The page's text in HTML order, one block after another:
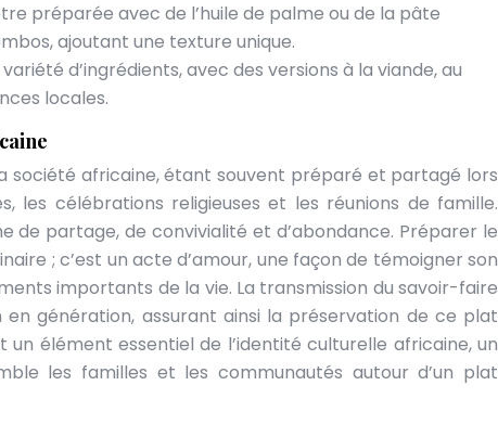
préparée avec de l’huile de palme ou de la pâte
ajoutant une texture unique.
d’ingrédients, avec des versions à la viande, au
locales.
société africaine, étant souvent préparé et partagé lors
les célébrations religieuses et les réunions de famille.
de partage, de convivialité et d’abondance. Préparer le
; c’est un acte d’amour, une façon de témoigner son
importants de la vie. La transmission du savoir-faire
génération, assurant ainsi la préservation de ce plat
élément essentiel de l’identité culturelle africaine, un
les familles et les communautés autour d’un plat